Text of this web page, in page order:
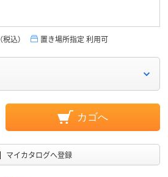
（税込） 置き場所指定 利用可
カゴへ
マイカタログへ登録